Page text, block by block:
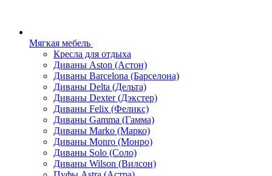
Мягкая мебель
Кресла для отдыха
Диваны Aston (Астон)
Диваны Barcelona (Барселона)
Диваны Delta (Дельта)
Диваны Dexter (Дэкстер)
Диваны Felix (Феликс)
Диваны Gamma (Гамма)
Диваны Marko (Марко)
Диваны Monro (Монро)
Диваны Solo (Соло)
Диваны Wilson (Вилсон)